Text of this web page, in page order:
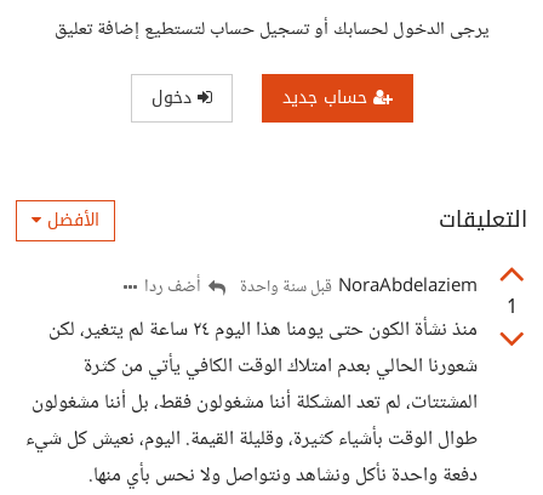
يرجى الدخول لحسابك أو تسجيل حساب لتستطيع إضافة تعليق
حساب جديد دخول
التعليقات الأفضل
1
NoraAbdelaziem قبل سنة واحدة أضف ردا
منذ نشأة الكون حتى يومنا هذا اليوم ٢٤ ساعة لم يتغير، لكن
شعورنا الحالي بعدم امتلاك الوقت الكافي يأتي من كثرة
المشتتات، لم تعد المشكلة أننا مشغولون فقط، بل أننا مشغولون
طوال الوقت بأشياء كثيرة، وقليلة القيمة. اليوم، نعيش كل شيء
دفعة واحدة نأكل ونشاهد ونتواصل ولا نحس بأي منها.